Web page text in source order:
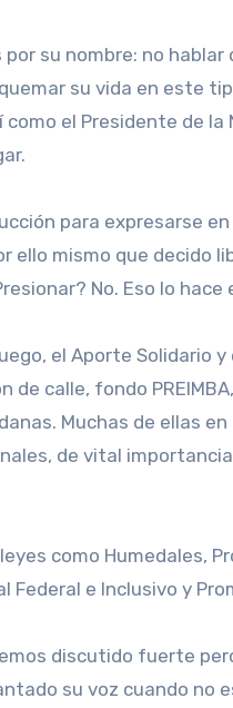
su nombre: no
su vida en este
el Presidente de
para expresarse
ello mismo que decido
No. Eso lo
el Aporte Solidario
de calle, fondo
Muchas de ellas
de vital
como Humedales,
e Inclusivo y
discutido fuerte
su voz cuando no